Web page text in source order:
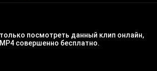
посмотреть данный клип онлайн,
совершенно бесплатно.